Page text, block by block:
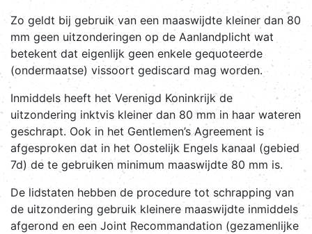
Zo geldt bij gebruik van een maaswijdte kleiner dan 80
mm geen uitzonderingen op de Aanlandplicht wat
betekent dat eigenlijk geen enkele gequoteerde
(ondermaatse) vissoort gediscard mag worden.
Inmiddels heeft het Verenigd Koninkrijk de
uitzondering inktvis kleiner dan 80 mm in haar wateren
geschrapt. Ook in het Gentlemen’s Agreement is
afgesproken dat in het Oostelijk Engels kanaal (gebied
7d) de te gebruiken minimum maaswijdte 80 mm is.
De lidstaten hebben de procedure tot schrapping van
de uitzondering gebruik kleinere maaswijdte inmiddels
afgerond en een Joint Recommandation (gezamenlijke